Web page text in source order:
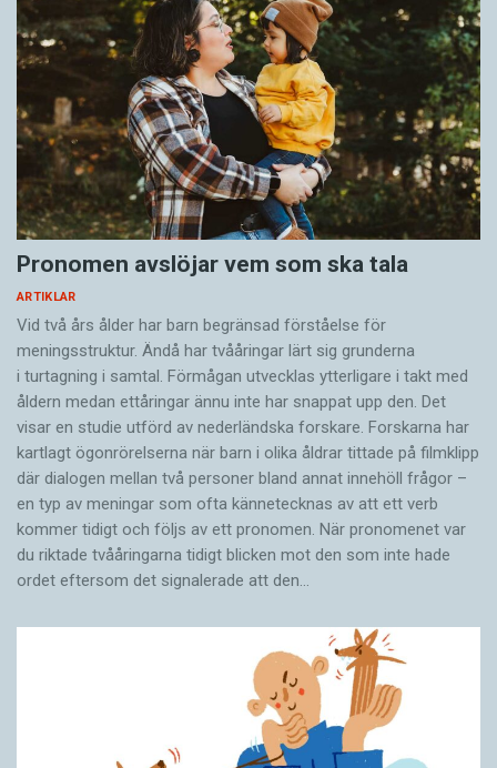
Pronomen avslöjar vem som ska tala
ARTIKLAR
Vid två års ålder har barn begränsad förståelse för
meningsstruktur. Ändå har tvååringar lärt sig grunderna
i turtagning i samtal. Förmågan utvecklas ytterligare i takt med
åldern medan ettåringar ännu inte har snappat upp den. Det
visar en studie utförd av nederländska forskare. Forskarna har
kartlagt ögonrörelserna när barn i olika åldrar tittade på filmklipp
där dialogen mellan två personer bland annat innehöll frågor –
en typ av meningar som ofta kännetecknas av att ett verb
kommer tidigt och följs av ett pronomen. När pronomenet var
du riktade tvååringarna tidigt blicken mot den som inte hade
ordet eftersom det ­signalerade att den…